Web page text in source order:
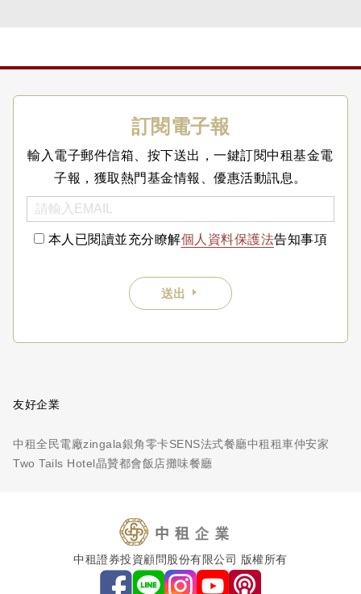
訂閱電子報
輸入電子郵件信箱、按下送出，一鍵訂閱中租基金電
子報，獲取熱門基金情報、優惠活動訊息。
本人已閱讀並充分瞭解個人資料保護法告知事項
送出
友好企業
中租全民電廠zingala銀角零卡SENS法式餐廳中租租車仲安家
Two Tails Hotel晶贊都會飯店攤味餐廳
中租證券投資顧問股份有限公司 版權所有